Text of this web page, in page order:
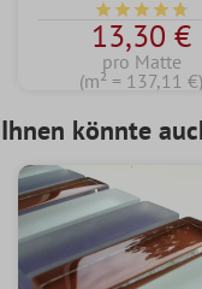
13,30 €
pro Matte
(m² = 137,11 €)
Ihnen könnte